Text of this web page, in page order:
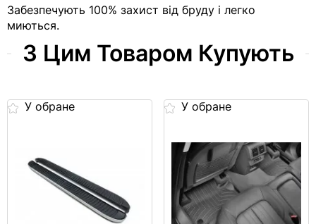
Забезпечують 100% захист від бруду і легко
миються.
З Цим Товаром Купують
У обране У обране